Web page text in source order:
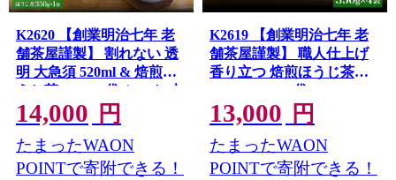
K2620 【創業明治七年 老
舗茶屋謹製】 割れない 透
明 大急須 520ml & 焙煎ほ
うじ茶 350g×1袋 セット 大
容量
14,000 円
たまったWAON
POINTで寄附できる！
K2619 【創業明治七年 老
舗茶屋謹製】 職人仕上げ
香り立つ 焙煎ほうじ茶
1.4kg (350g×4袋)
13,000 円
たまったWAON
POINTで寄附できる！